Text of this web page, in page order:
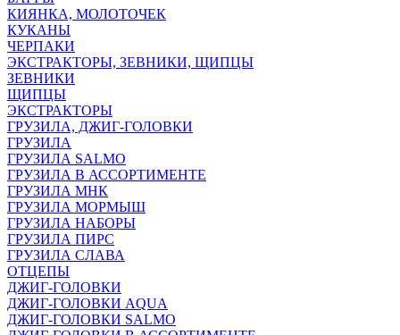
КИЯНКА, МОЛОТОЧЕК
КУКАНЫ
ЧЕРПАКИ
ЭКСТРАКТОРЫ, ЗЕВНИКИ, ЩИПЦЫ
ЗЕВНИКИ
ЩИПЦЫ
ЭКСТРАКТОРЫ
ГРУЗИЛА, ДЖИГ-ГОЛОВКИ
ГРУЗИЛА
ГРУЗИЛА SALMO
ГРУЗИЛА В АССОРТИМЕНТЕ
ГРУЗИЛА МНК
ГРУЗИЛА МОРМЫШ
ГРУЗИЛА НАБОРЫ
ГРУЗИЛА ПИРС
ГРУЗИЛА СЛАВА
ОТЦЕПЫ
ДЖИГ-ГОЛОВКИ
ДЖИГ-ГОЛОВКИ AQUA
ДЖИГ-ГОЛОВКИ SALMO